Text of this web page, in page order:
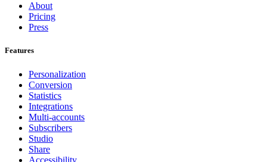
About
Pricing
Press
Features
Personalization
Conversion
Statistics
Integrations
Multi-accounts
Subscribers
Studio
Share
Accessibility